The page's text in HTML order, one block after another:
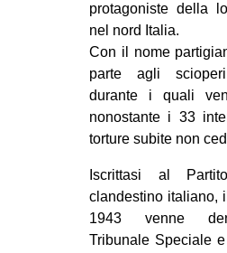
SPORT
AMBIENTE
DIRITTO
GENERI
protagoniste della
nel nord Italia.
Con il nome
parte agli
durante i quali
nonostante i 33
torture subite non
Iscrittasi al
clandestino italiano,
1943 venne
Tribunale Speciale